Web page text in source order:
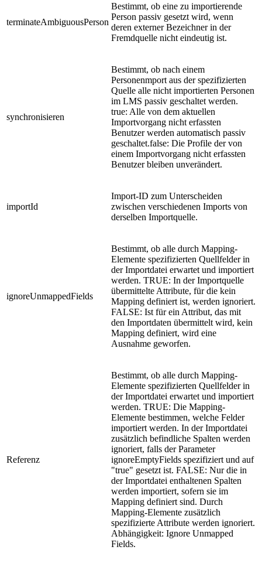
terminateAmbiguousPerson
Bestimmt, ob eine zu importierende
Person passiv gesetzt wird, wenn
deren externer Bezeichner in der
Fremdquelle nicht eindeutig ist.
synchronisieren
Bestimmt, ob nach einem
Personenmport aus der spezifizierten
Quelle alle nicht importierten Personen
im LMS passiv geschaltet werden.
true: Alle von dem aktuellen
Importvorgang nicht erfassten
Benutzer werden automatisch passiv
geschaltet.false: Die Profile der von
einem Importvorgang nicht erfassten
Benutzer bleiben unverändert.
importId
Import-ID zum Unterscheiden
zwischen verschiedenen Imports von
derselben Importquelle.
ignoreUnmappedFields
Bestimmt, ob alle durch Mapping-
Elemente spezifizierten Quellfelder in
der Importdatei erwartet und importiert
werden. TRUE: In der Importquelle
übermittelte Attribute, für die kein
Mapping definiert ist, werden ignoriert.
FALSE: Ist für ein Attribut, das mit
den Importdaten übermittelt wird, kein
Mapping definiert, wird eine
Ausnahme geworfen.
Referenz
Bestimmt, ob alle durch Mapping-
Elemente spezifizierten Quellfelder in
der Importdatei erwartet und importiert
werden. TRUE: Die Mapping-
Elemente bestimmen, welche Felder
importiert werden. In der Importdatei
zusätzlich befindliche Spalten werden
ignoriert, falls der Parameter
ignoreEmptyFields spezifiziert und auf
"true" gesetzt ist. FALSE: Nur die in
der Importdatei enthaltenen Spalten
werden importiert, sofern sie im
Mapping definiert sind. Durch
Mapping-Elemente zusätzlich
spezifizierte Attribute werden ignoriert.
Abhängigkeit: Ignore Unmapped
Fields.